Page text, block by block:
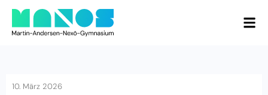
10. März 2026